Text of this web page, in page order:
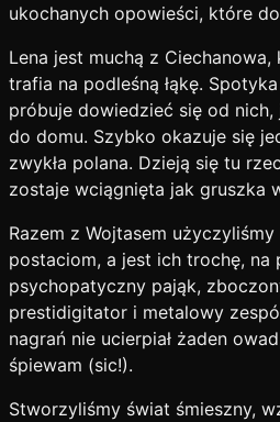
ukochanych opowieści, które
Lena jest muchą z
trafia na podleśną łąkę.
próbuje dowiedzieć się od
do domu. Szybko okazuje się
zwykła polana. Dzieją się tu
zostaje wciągnięta jak gruszka
Razem z Wojtasem
postaciom, a jest ich trochę, na
psychopatyczny pająk,
prestidigitator i metalowy
nagrań nie ucierpiał żaden
śpiewam (sic!).
Stworzyliśmy świat śmieszny,